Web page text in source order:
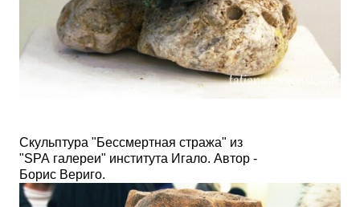
Скульптура "Бессмертная стража" из
"SPA галереи" института Игало. Автор -
Борис Вериго.